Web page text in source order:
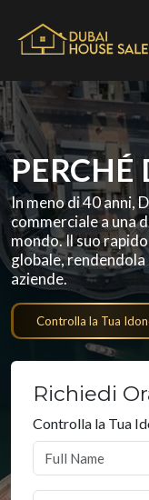
PERCHÉ
In meno di 40 anni,
commerciale a una
mondo. Il suo
globale,
aziende.
Controlla la Tua
Richiedi
Controlla la Tua